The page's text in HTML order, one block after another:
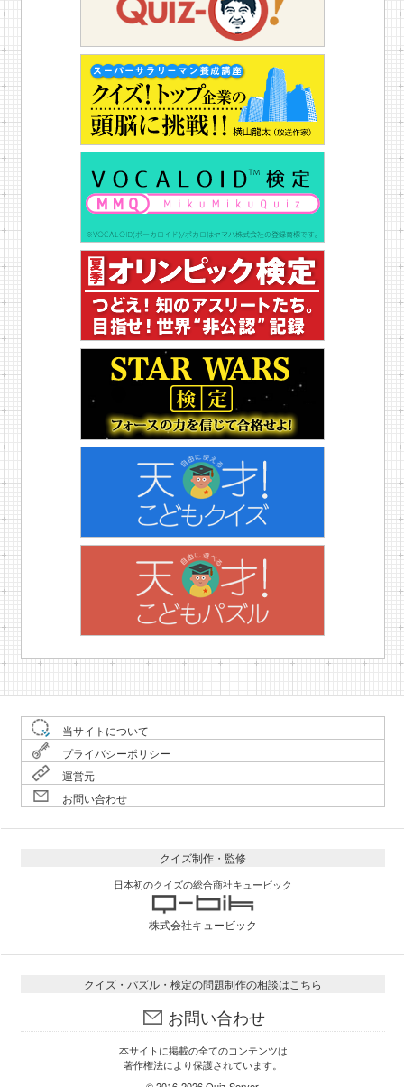
当サイトについて
プライバシーポリシー
運営元
お問い合わせ
クイズ制作・監修
日本初のクイズの総合商社キュービック
株式会社キュービック
クイズ・パズル・検定の問題制作の相談はこちら
お問い合わせ
本サイトに掲載の全てのコンテンツは
著作権法により保護されています。